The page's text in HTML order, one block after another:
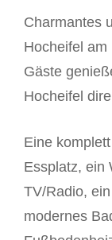
Charmantes
Hocheifel
Gäste
Hocheifel
Eine
Essplatz, ein
TV/Radio,
modernes